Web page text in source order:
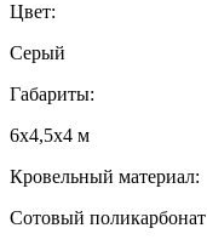
Цвет:
Серый
Габариты:
6х4,5х4 м
Кровельный материал:
Сотовый поликарбонат